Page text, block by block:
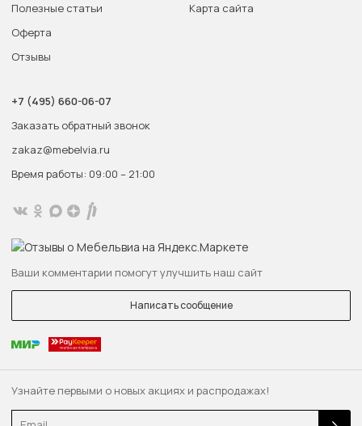
Узнайте первыми о новых акциях и распродажах!
Email
Полезные статьи
Оферта
Отзывы
Карта сайта
+7 (495) 660-06-07
Заказать обратный звонок
zakaz@mebelvia.ru
Время работы: 09:00 – 21:00
Ваши комментарии помогут улучшить наш сайт
Написать сообщение